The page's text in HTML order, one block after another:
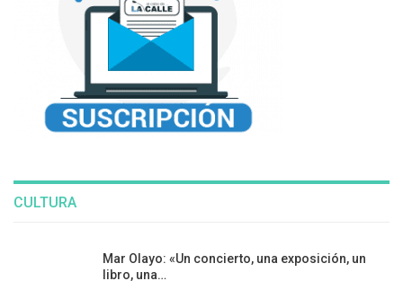
CULTURA
Mar Olayo: «Un concierto, una exposición, un
libro, una…